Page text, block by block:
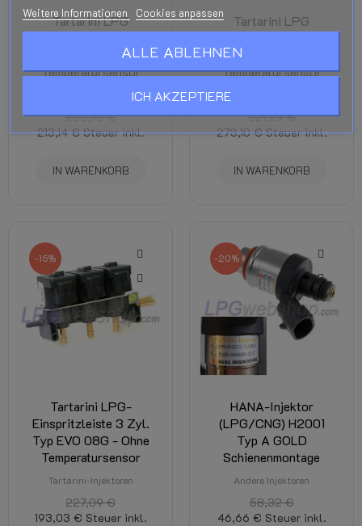
Tartarini LPG
Typ EVO 08G - Inkl.
Temperatursensor
Tartarini-Injektoren
250,75 €
213,14 € Steuer inkl.
IN WARENKORB
Tartarini LPG
Typ EVO 08G - Inkl.
Temperatursensor
Tartarini-Injektoren
321,29 €
273,10 € Steuer inkl.
IN WARENKORB
-15%
Tartarini LPG-
Einspritzleiste 3 Zyl.
Typ EVO 08G - Ohne
Temperatursensor
Tartarini-Injektoren
227,09 €
193,03 € Steuer inkl.
-20%
HANA-Injektor
(LPG/CNG) H2001
Typ A GOLD
Schienenmontage
Andere Injektoren
58,32 €
46,66 € Steuer inkl.
Weitere Informationen Cookies anpassen
ALLE ABLEHNEN
ICH AKZEPTIERE